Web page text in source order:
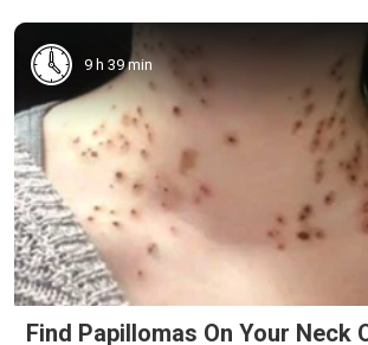
9 h 39 min
Find Papillomas On Your Neck